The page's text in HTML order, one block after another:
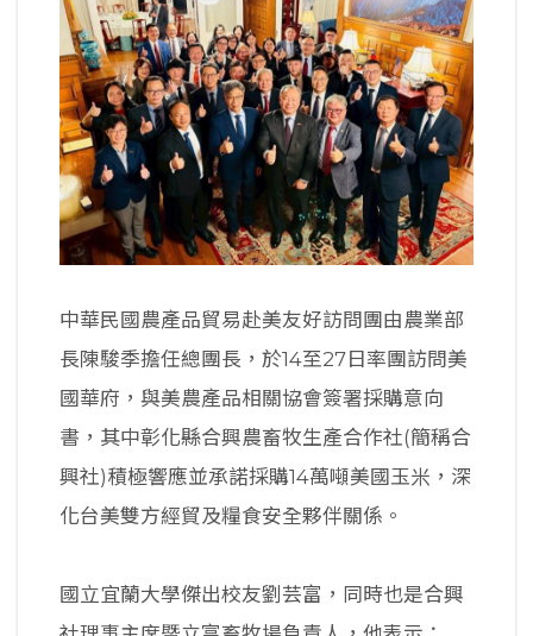
中華民國農產品貿易赴美友好訪問團由農業部
長陳駿季擔任總團長，於14至27日率團訪問美
國華府，與美農產品相關協會簽署採購意向
書，其中彰化縣合興農畜牧生產合作社(簡稱合
興社)積極響應並承諾採購14萬噸美國玉米，深
化台美雙方經貿及糧食安全夥伴關係。
國立宜蘭大學傑出校友劉芸富，同時也是合興